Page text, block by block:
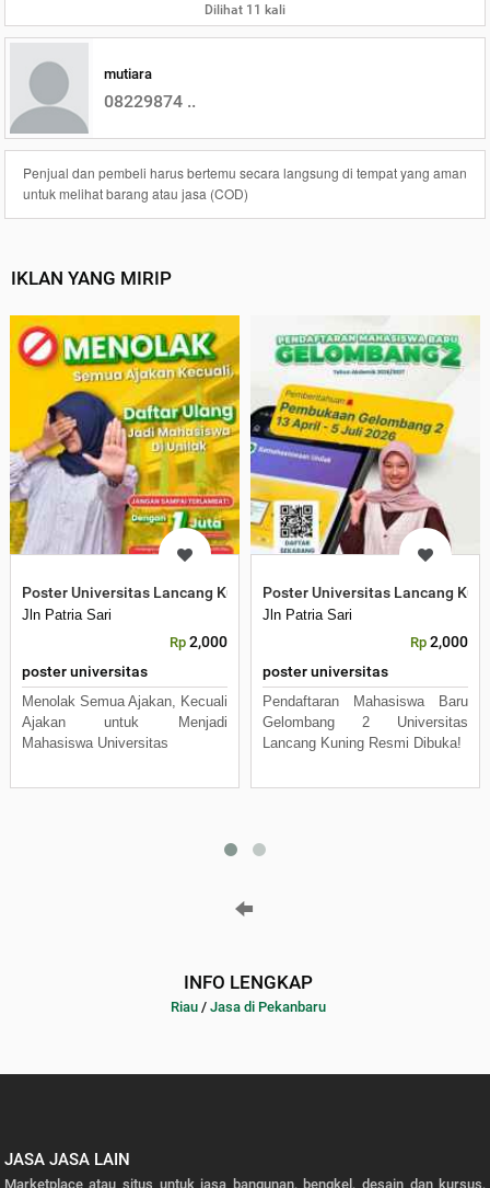
Dilihat 11 kali
mutiara
08229874 ..
Penjual dan pembeli harus bertemu secara langsung di tempat yang aman
untuk melihat barang atau jasa (COD)
IKLAN YANG MIRIP
Poster Universitas Lancang Kuning
Jln Patria Sari
Rp 2,000
poster universitas
Menolak Semua Ajakan, Kecuali
Ajakan untuk Menjadi
Mahasiswa Universitas
Poster Universitas Lancang
Jln Patria Sari
Rp 2,000
poster universitas
Pendaftaran Mahasiswa Baru
Gelombang 2 Universitas
Lancang Kuning Resmi Dibuka!
INFO LENGKAP
Riau / Jasa di Pekanbaru
JASA JASA LAIN
Marketplace atau situs untuk jasa bangunan, bengkel, desain dan kursus,